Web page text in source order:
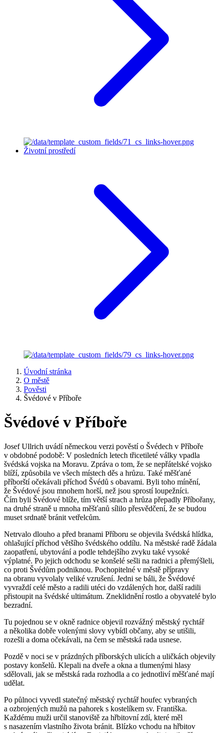
Životní prostředí
Úvodní stránka
O městě
Pověsti
Švédové v Příboře
Švédové v Příboře
Josef Ullrich uvádí německou verzi pověstí o Švédech v Příboře
v obdobné podobě: V posledních letech třicetileté války vpadla
švédská vojska na Moravu. Zpráva o tom, že se nepřátelské vojsko
blíží, způsobila ve všech místech děs a hrůzu. Také měšťané
příborští očekávali příchod Švédů s obavami. Byli toho mínění,
že Švédové jsou mnohem horší, než jsou sprostí loupežníci.
Čím byli Švédové blíže, tím větší strach a hrůza přepadly Příbořany,
na druhé straně u mnoha měšťanů sílilo přesvědčení, že se budou
muset srdnatě bránit vetřelcům.
Netrvalo dlouho a před branami Příboru se objevila švédská hlídka,
ohlašující příchod většího švédského oddílu. Na městské radě žádala
zaopatření, ubytování a podle tehdejšího zvyku také vysoké
výplatné. Po jejich odchodu se konšelé sešli na radnici a přemýšleli,
co proti Švédům podniknou. Pochopitelné v městě přípravy
na obranu vyvolaly veliké vzrušení. Jedni se báli, že Švédové
vyvraždí celé město a radili utéci do vzdálených hor, další radili
přistoupit na švédské ultimátum. Zneklidnění rostlo a obyvatelé bylo
bezradní.
Tu pojednou se v okně radnice objevil rozvážný městský rychtář
a několika dobře volenými slovy vybídl občany, aby se utišili,
rozešli a doma očekávali, na čem se městská rada usnese.
Pozdě v noci se v prázdných příborských ulicích a uličkách objevily
postavy konšelů. Klepali na dveře a okna a tlumenými hlasy
sdělovali, jak se městská rada rozhodla a co jednotliví měšťané mají
udělat.
Po půlnoci vyvedl statečný městský rychtář houfec vybraných
a ozbrojených mužů na pahorek s kostelíkem sv. Františka.
Každému muži určil stanoviště za hřbitovní zdí, které měl
s nasazením vlastního života bránit. Blízko vchodu na hřbitov